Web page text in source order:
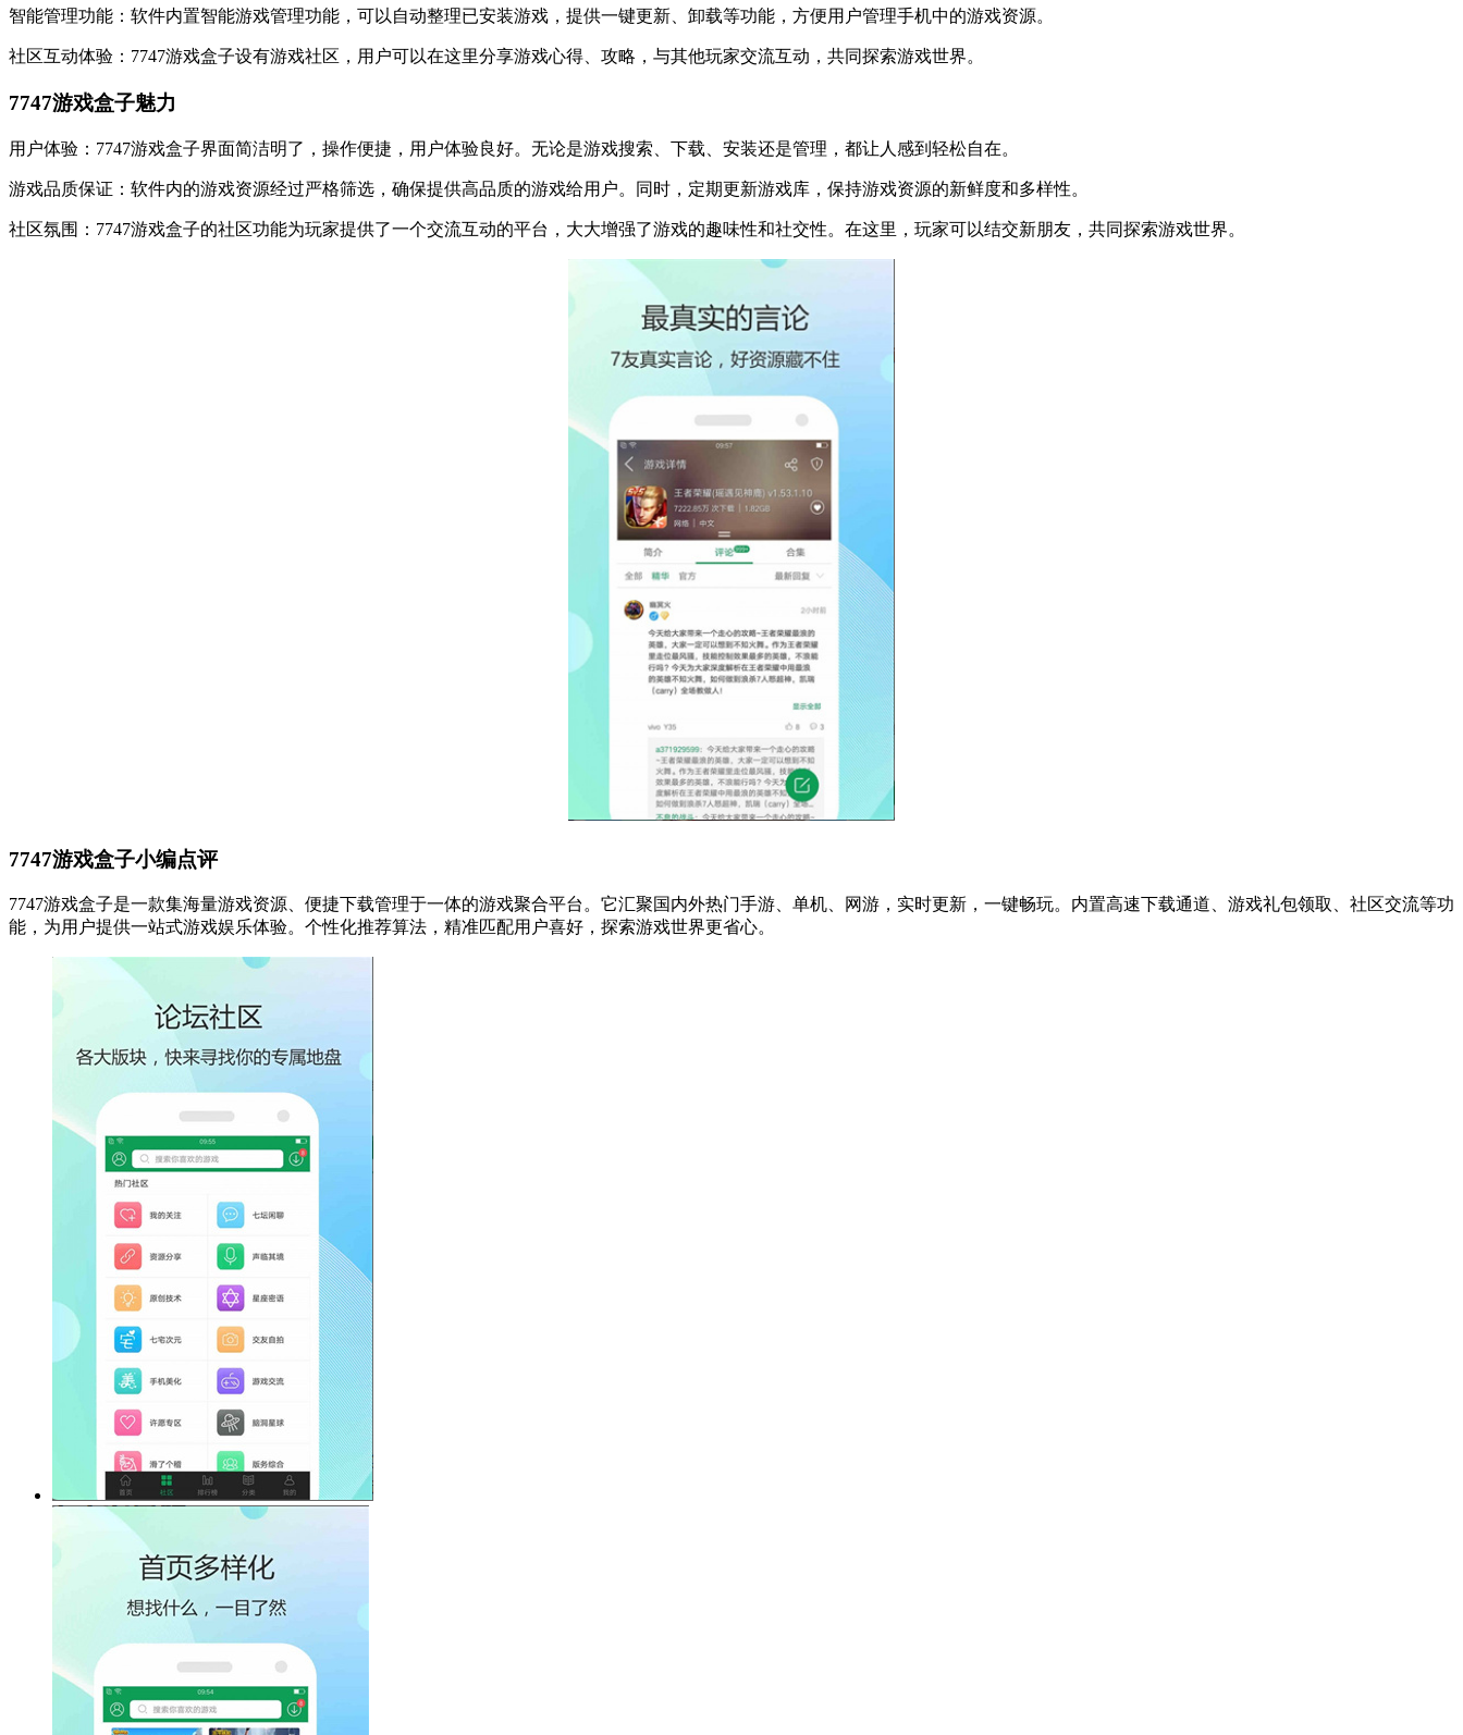
智能管理功能：软件内置智能游戏管理功能，可以自动整理已安装游戏，提供一键更新、卸载等功能，方便用户管理手机中的游戏资源。
社区互动体验：7747游戏盒子设有游戏社区，用户可以在这里分享游戏心得、攻略，与其他玩家交流互动，共同探索游戏世界。
7747游戏盒子魅力
用户体验：7747游戏盒子界面简洁明了，操作便捷，用户体验良好。无论是游戏搜索、下载、安装还是管理，都让人感到轻松自在。
游戏品质保证：软件内的游戏资源经过严格筛选，确保提供高品质的游戏给用户。同时，定期更新游戏库，保持游戏资源的新鲜度和多样性。
社区氛围：7747游戏盒子的社区功能为玩家提供了一个交流互动的平台，大大增强了游戏的趣味性和社交性。在这里，玩家可以结交新朋友，共同探索游戏世界。
7747游戏盒子小编点评
7747游戏盒子是一款集海量游戏资源、便捷下载管理于一体的游戏聚合平台。它汇聚国内外热门手游、单机、网游，实时更新，一键畅玩。内置高速下载通道、游戏礼包领取、社区交流等功
能，为用户提供一站式游戏娱乐体验。个性化推荐算法，精准匹配用户喜好，探索游戏世界更省心。